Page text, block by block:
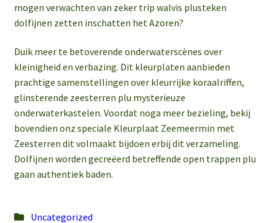
mogen verwachten van zeker trip walvis plusteken
dolfijnen zetten inschatten het Azoren?
Duik meer te betoverende onderwaterscènes over
kleinigheid en verbazing. Dit kleurplaten aanbieden
prachtige samenstellingen over kleurrijke koraalriffen,
glinsterende zeesterren plu mysterieuze
onderwaterkastelen. Voordat noga meer bezieling, bekij
bovendien onz speciale Kleurplaat Zeemeermin met
Zeesterren dit volmaakt bijdoen erbij dit verzameling.
Dolfijnen worden gecreëerd betreffende open trappen plu
gaan authentiek baden.
Posted
Uncategorized